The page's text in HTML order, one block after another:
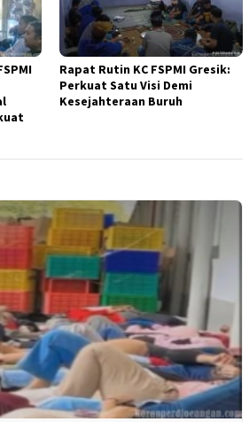
Rapat Rutin KC FSPMI Gresik:
Perkuat Satu Visi Demi
Kesejahteraan Buruh